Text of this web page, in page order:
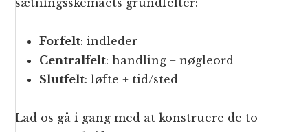
Forfelt: indleder
Centralfelt: handling + nøgleord
Slutfelt: løfte + tid/sted
Lad os gå i gang med at konstruere de to